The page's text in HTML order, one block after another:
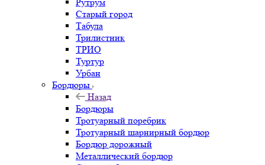
Старый город
Табула
Трилистник
ТРИО
Туртур
Урбан
Бордюры
Назад
Бордюры
Тротуарный поребрик
Тротуарный шарнирный бордюр
Бордюр дорожный
Металлический бордюр